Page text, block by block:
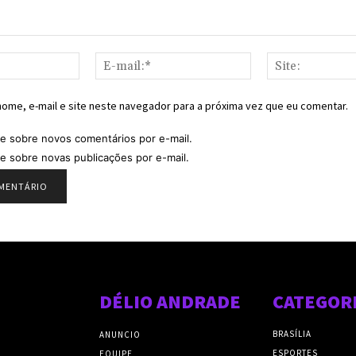
Nome:*
mail:*
e-mail e site neste navegador para a próxima vez que eu comentar.
sobre novos comentários por e-mail.
sobre novas publicações por e-mail.
DÉLIO ANDRADE
ANUNCIO
EQUIPE
BRASÍLIA
ESPORTES